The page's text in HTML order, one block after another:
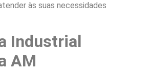
às suas necessidades
Industrial
AM